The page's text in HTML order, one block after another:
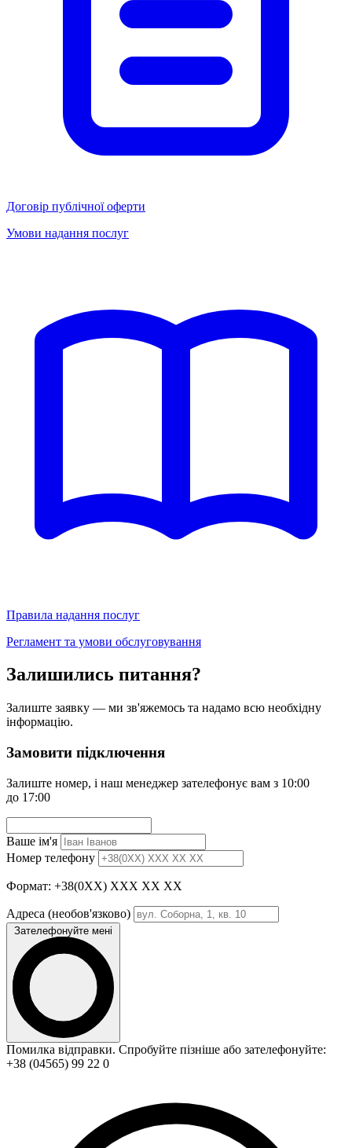
Договір публічної оферти
Умови надання послуг
Правила надання послуг
Регламент та умови обслуговування
Залишились питання?
Залиште заявку — ми зв'яжемось та надамо всю необхідну
інформацію.
Замовити підключення
Залиште номер, і наш менеджер зателефонує вам з 10:00
до 17:00
Ваше ім'я
Номер телефону
Формат: +38(0XX) XXX XX XX
Адреса (необов'язково)
Зателефонуйте мені
Помилка відправки. Спробуйте пізніше або зателефонуйте:
+38 (04565) 99 22 0